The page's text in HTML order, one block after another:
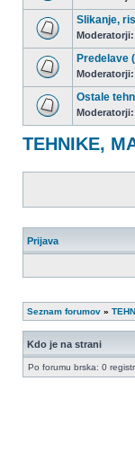
Slikanje,
Moderatorji:
Predelave
Moderatorji:
Ostale
Moderatorji:
TEHNIKE,
Prijava
Seznam forumov »
Kdo je na strani
Po forumu brska: 0